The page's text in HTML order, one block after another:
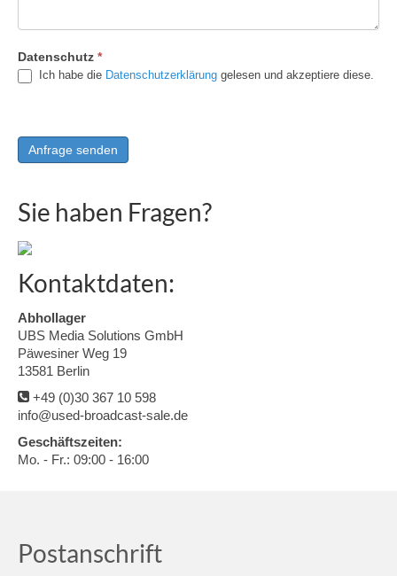
Datenschutz *
Ich habe die Datenschutzerklärung gelesen und akzeptiere diese.
Sie haben Fragen?
Kontaktdaten:
Abhollager
UBS Media Solutions GmbH
Päwesiner Weg 19
13581 Berlin
+49 (0)30 367 10 598
info@used-broadcast-sale.de
Geschäftszeiten:
Mo. - Fr.: 09:00 - 16:00
Postanschrift